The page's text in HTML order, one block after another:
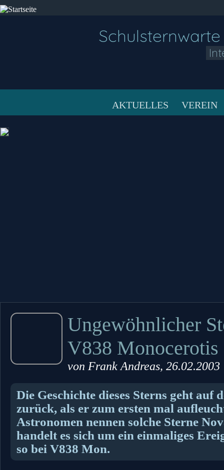
AKTUELLES VEREIN
Ungewöhnlicher
V838 Monocerotis
von Frank Andreas, 26.02.2003
Die Geschichte dieses Sterns geht auf
zurück, als er zum ersten mal
Astronomen nennen solche Sterne
handelt es sich um ein einmaliges
so bei V838 Mon.